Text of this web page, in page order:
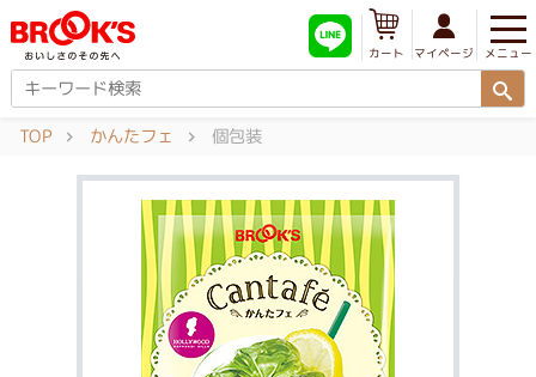
メニュー
マイページ
カート
TOP かんたフェ 個包装